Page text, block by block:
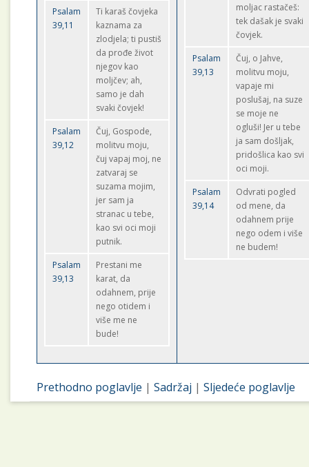
Psalam
39,11
Ti karaš čovjeka
kaznama za
zlodjela; ti pustiš
da prođe život
njegov kao
moljčev; ah,
samo je dah
svaki čovjek!
Psalam
39,12
Čuj, Gospode,
molitvu moju,
čuj vapaj moj, ne
zatvaraj se
suzama mojim,
jer sam ja
stranac u tebe,
kao svi oci moji
putnik.
Psalam
39,13
Prestani me
karat, da
odahnem, prije
nego otidem i
više me ne
bude!
moljac rastačeš:
tek dašak je svaki
čovjek.
Psalam
39,13
Čuj, o Jahve,
molitvu moju,
vapaje mi
poslušaj, na suze
se moje ne
ogluši! Jer u tebe
ja sam došljak,
pridošlica kao svi
oci moji.
Psalam
39,14
Odvrati pogled
od mene, da
odahnem prije
nego odem i više
ne budem!
Prethodno poglavlje |Sadržaj |Sljedeće poglavlje